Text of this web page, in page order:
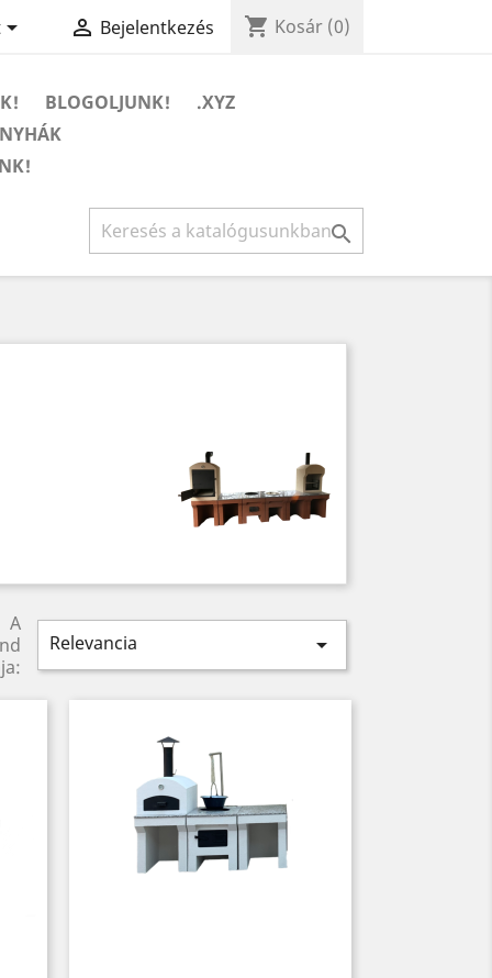
 Bejelentkezés shopping_cart Kosár (0)
BLOGOLJUNK!
.XYZ

A
Relevancia 